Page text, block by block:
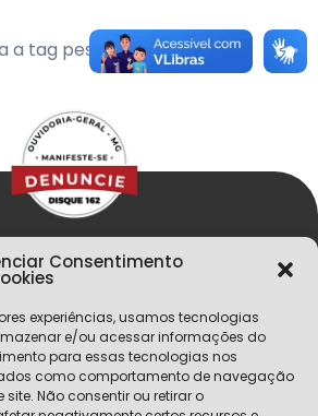
Consentimento
experiências, usamos tecnologias
e/ou acessar informações do
para essas tecnologias nos
como comportamento de navegação
site. Não consentir ou retirar o
a tag pesquisada